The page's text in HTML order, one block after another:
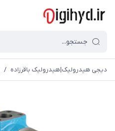
دیجی هیدرولیک|هیدرولیک باقرزاده /